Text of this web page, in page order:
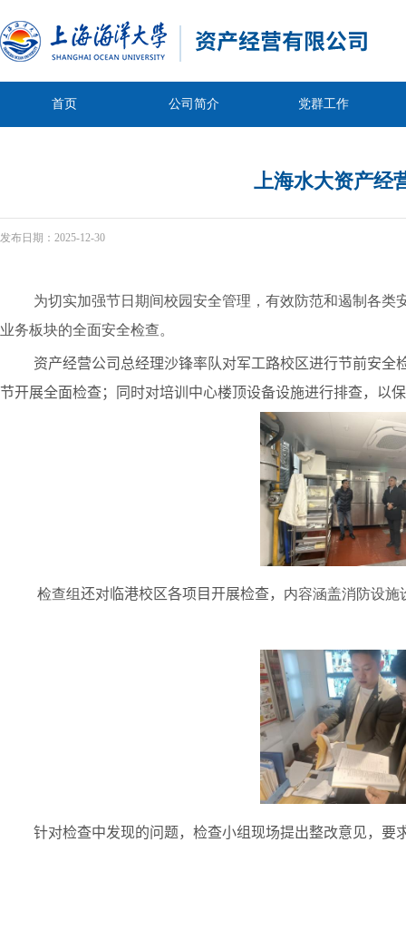
首页 公司简介 党群工作
上海水大资产经
发布日期： 2025-12-30
为切实加强节日期间校园安全管理，有效防范和遏制各类
业务板块的全面安全检查。
资产经营公司总经理沙锋率队对军工路校区进行节前安
节开展全面检查；
同时对培训中心楼顶设备设施进行排查，以
检查组还对临港校区各项目开展检查， 内容涵盖消防设施
针对检查中发现的问题，检查小组现场提出整改意见，要